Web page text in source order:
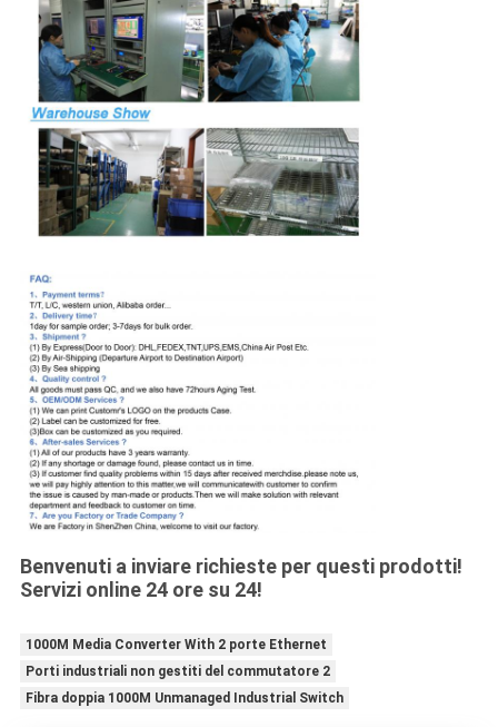
Benvenuti a inviare richieste per questi prodotti!
Servizi online 24 ore su 24!
1000M Media Converter With 2 porte Ethernet
Porti industriali non gestiti del commutatore 2
Fibra doppia 1000M Unmanaged Industrial Switch